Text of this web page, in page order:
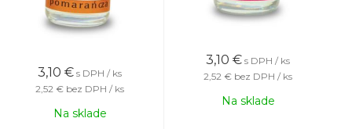
3,10 € s DPH / ks
2,52 € bez DPH / ks
Na sklade
3,10 € s DPH / ks
2,52 € bez DPH / ks
Na sklade